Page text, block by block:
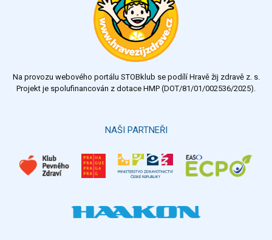
Výsledky Všechny ankety
Na provozu webového portálu STOBklub se podílí Hravě žij zdravě z. s.
Projekt je spolufinancován z dotace HMP (DOT/81/01/002536/2025).
NAŠI PARTNEŘI